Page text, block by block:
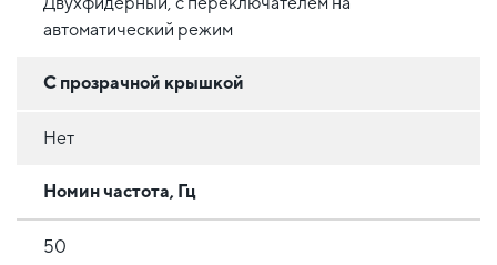
автоматический режим
С прозрачной крышкой
Нет
Номин частота, Гц
50